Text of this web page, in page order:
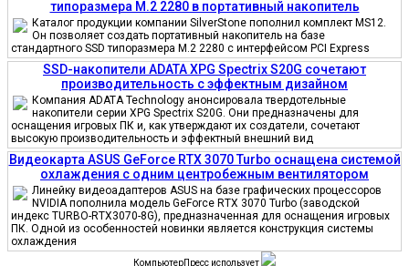
типоразмера M.2 2280 в портативный накопитель
Каталог продукции компании SilverStone пополнил комплект MS12.
Он позволяет создать портативный накопитель на базе
стандартного SSD типоразмера M.2 2280 с интерфейсом PCI Express
SSD-накопители ADATA XPG Spectrix S20G сочетают
производительность с эффектным дизайном
Компания ADATA Technology анонсировала твердотельные
накопители серии XPG Spectrix S20G. Они предназначены для
оснащения игровых ПК и, как утверждают их создатели, сочетают
высокую производительность и эффектный внешний вид
Видеокарта ASUS GeForce RTX 3070 Turbo оснащена системой
охлаждения с одним центробежным вентилятором
Линейку видеоадаптеров ASUS на базе графических процессоров
NVIDIA пополнила модель GeForce RTX 3070 Turbo (заводской
индекс TURBO-RTX3070-8G), предназначенная для оснащения игровых
ПК. Одной из особенностей новинки является конструкция системы
охлаждения
КомпьютерПресс использует